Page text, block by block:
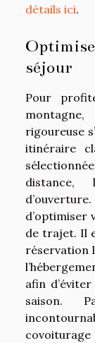
détails ici.
séjour
Pour
rigoureuse
itinéraire
distance,
d’optimiser
de trajet. Il
réservation
afin
saison.